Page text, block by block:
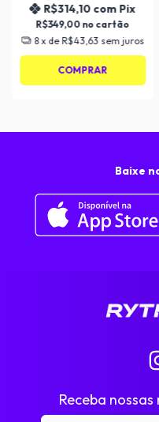
R$349,00
R$314,10 com Pix
8 x de R$43,63 sem juros
COMPRAR
Baixe
Receba